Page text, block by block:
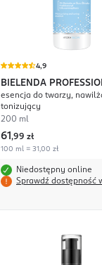
4,9
BIELENDA
SupremeLab Hydra
esencja do twarzy,
tonizujący
200 ml
61 ,99 zł
100 ml = 31,00 zł
Niedostępny online
Sprawdź dostępność